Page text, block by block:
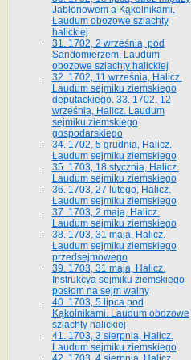
Jabłonowem a Kąkolnikami.
Laudum obozowe szlachty
halickiej
31. 1702, 2 września, pod
Sandomierzem. Laudum
obozowe szlachty halickiej
32. 1702, 11 września, Halicz.
Laudum sejmiku ziemskiego
deputackiego. 33. 1702, 12
września, Halicz. Laudum
sejmiku ziemskiego
gospodarskiego
34. 1702, 5 grudnia, Halicz.
Laudum sejmiku ziemskiego
35. 1703, 18 stycznia, Halicz.
Laudum sejmiku ziemskiego
36. 1703, 27 lutego, Halicz.
Laudum sejmiku ziemskiego
37. 1703, 2 maja, Halicz.
Laudum sejmiku ziemskiego
38. 1703, 31 maja, Halicz.
Laudum sejmiku ziemskiego
przedsejmowego
39. 1703, 31 maja, Halicz.
Instrukcya sejmiku ziemskiego
posłom na sejm walny
40. 1703, 5 lipca pod
Kąkolnikami. Laudum obozowe
szlachty halickiej
41­. 1703, 3 sierpnia, Halicz.
Laudum sejmiku ziemskiego